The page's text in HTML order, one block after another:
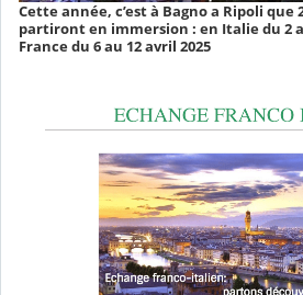
Cette année, c’est à Bagno a Ripoli
partiront en immersion : en Italie du 2
France du 6 au 12 avril 2025